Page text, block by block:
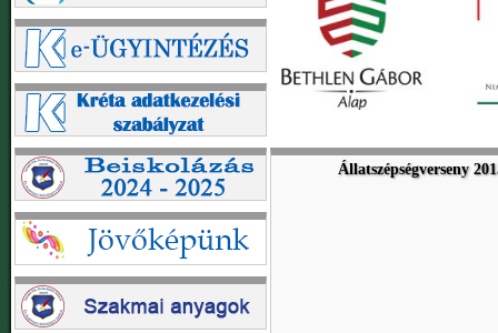
Állatszépségverseny